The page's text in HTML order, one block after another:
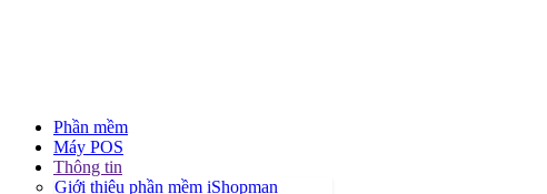
Phần mềm
Máy POS
Thông tin
Giới thiệu phần mềm iShopman